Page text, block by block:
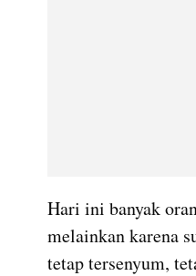
Hari ini banyak
melainkan karena
tetap tersenyum,